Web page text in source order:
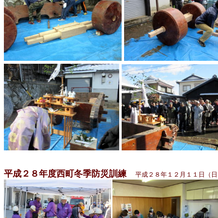
平成２８年度西町冬季防災訓練 平成２８年１２月１１日（